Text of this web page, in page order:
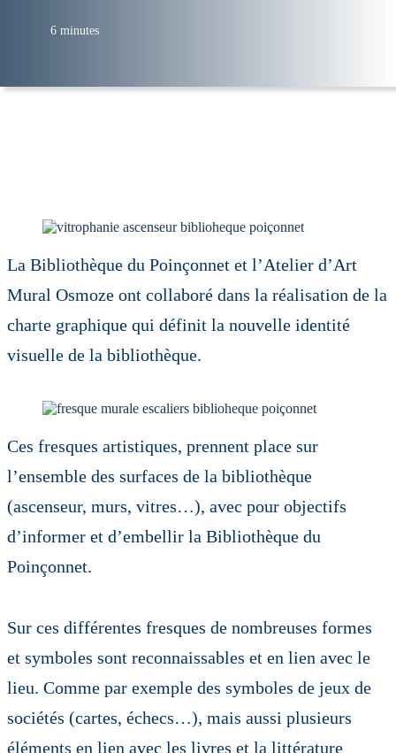
6 minutes
La Bibliothèque du Poinçonnet et l’Atelier d’Art
Mural Osmoze ont collaboré dans la réalisation de la
charte graphique qui définit la nouvelle identité
visuelle de la bibliothèque.
Ces fresques artistiques, prennent place sur
l’ensemble des surfaces de la bibliothèque
(ascenseur, murs, vitres…), avec pour objectifs
d’informer et d’embellir la Bibliothèque du
Poinçonnet.
Sur ces différentes fresques de nombreuses formes
et symboles sont reconnaissables et en lien avec le
lieu. Comme par exemple des symboles de jeux de
sociétés (cartes, échecs…), mais aussi plusieurs
éléments en lien avec les livres et la littérature